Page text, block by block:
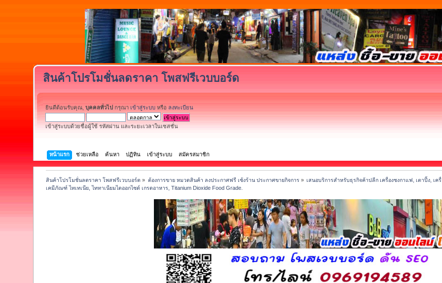
สินค้าโปรโมชั่นลดราคา โพสฟรีเวบบอร์ด
ยินดีต้อนรับคุณ,บุคคลทั่วไป กรุณา เข้าสู่ระบบ หรือ ลงทะเบียน
เข้าสู่ระบบด้วยชื่อผู้ใช้ รหัสผ่าน และระยะเวลาในเซสชั่น
หน้าแรก ช่วยเหลือ ค้นหา ปฏิทิน เข้าสู่ระบบ สมัครสมาชิก
สินค้าโปรโมชั่นลดราคา โพสฟรีเวบบอร์ด » ต้องการขาย หมวดสินค้า ลงประกาศฟรี เซ้งร้าน ประกาศขายกิจการ» เสนอบริการสำหรับธุรกิจค้าปลีก เครื่องชงกาแฟ, เตาปิ้ง, เ
เคมีภัณฑ์ ไทเทเนีย, ไททาเนียมไดออกไซด์ เกรดอาหาร, Titanium Dioxide Food Grade.